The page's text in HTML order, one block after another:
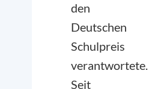
den
Deutschen
Schulpreis
verantwortete.
Seit